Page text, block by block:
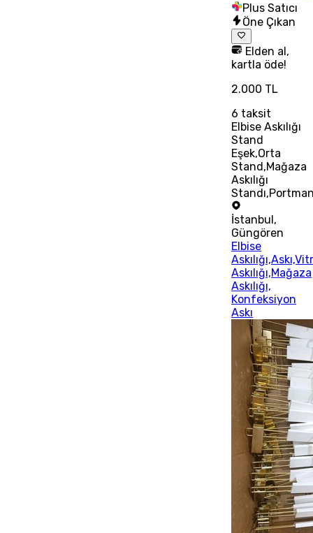
Plus Satıcı
Öne Çıkan
Elden al,
kartla öde!
2.000 TL
6 taksit
Elbise Askılığı
Stand
Eşek,Orta
Stand,Mağaza
Askılığı
İstanbul,
Güngören
Elbise
Askılığı,Mağaza
Askılığı,
Konfeksiyon
Askı